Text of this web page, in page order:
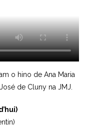
o hino de Ana Maria
de Cluny na JMJ.